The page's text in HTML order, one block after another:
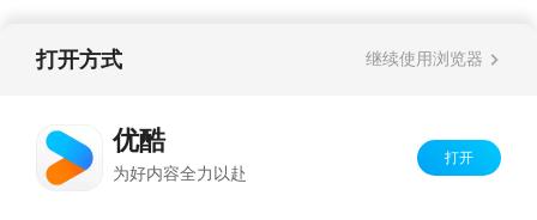
打开方式 继续使用浏览器
优酷
为好内容全力以赴
打开